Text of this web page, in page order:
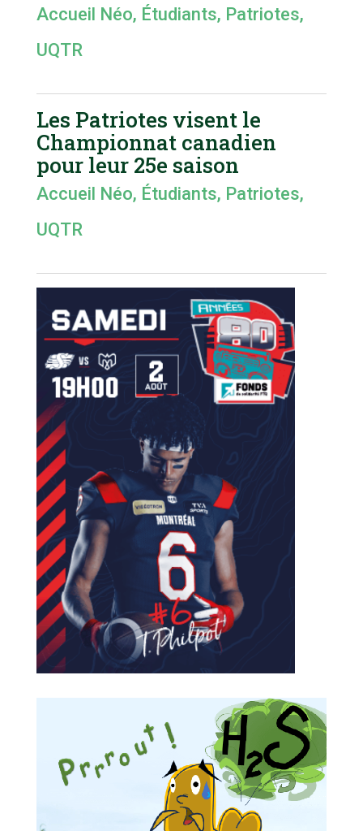
Accueil Néo, Étudiants, Patriotes,
UQTR
Les Patriotes visent le
Championnat canadien
pour leur 25e saison
Accueil Néo, Étudiants, Patriotes,
UQTR